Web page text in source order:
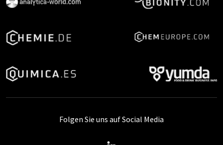
Folgen Sie uns auf Social Media